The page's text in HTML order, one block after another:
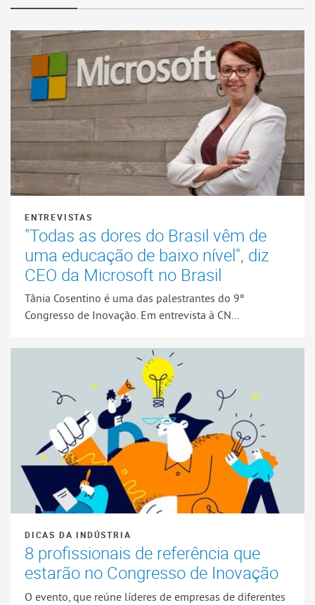
ENTREVISTAS
"Todas as dores do Brasil vêm de
uma educação de baixo nível", diz
CEO da Microsoft no Brasil
Tânia Cosentino é uma das palestrantes do 9º
Congresso de Inovação. Em entrevista à CN...
DICAS DA INDÚSTRIA
8 profissionais de referência que
estarão no Congresso de Inovação
O evento, que reúne líderes de empresas de diferentes